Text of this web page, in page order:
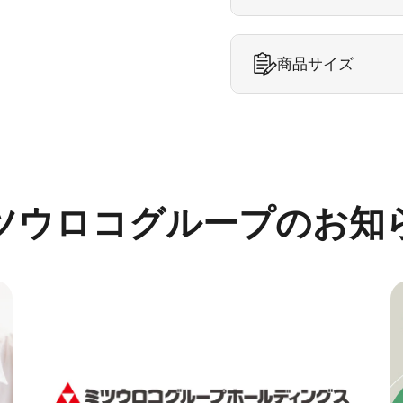
商品サイズ
ウロコグループのお知